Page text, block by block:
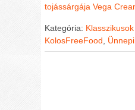
tojássárgája Vega
Kategória:
KolosFreeFood